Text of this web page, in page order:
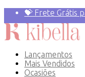
💝 Frete Grátis
Primeira
PRIMEIRAVEZ
Lançamentos
Mais Vendidos
Ocasiões